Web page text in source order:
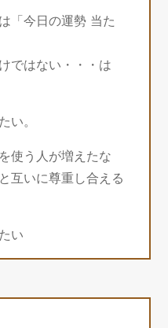
「今日の運勢 当た
ではない・・・は
い。
使う人が増えたな
互いに尊重し合える
い